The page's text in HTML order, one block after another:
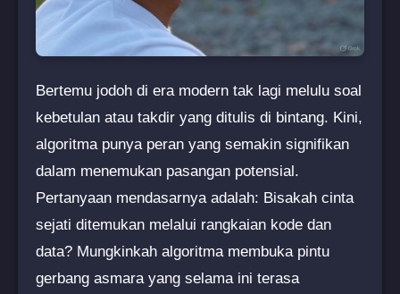
Bertemu jodoh di era modern tak lagi melulu soal
kebetulan atau takdir yang ditulis di bintang. Kini,
algoritma punya peran yang semakin signifikan
dalam menemukan pasangan potensial.
Pertanyaan mendasarnya adalah: Bisakah cinta
sejati ditemukan melalui rangkaian kode dan
data? Mungkinkah algoritma membuka pintu
gerbang asmara yang selama ini terasa